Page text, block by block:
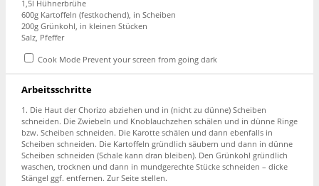
1,5l Hühnerbrühe
600g Kartoffeln (festkochend), in Scheiben
200g Grünkohl, in kleinen Stücken
Salz, Pfeffer
Cook Mode Prevent your screen from going dark
Arbeitsschritte
1. Die Haut der Chorizo abziehen und in (nicht zu dünne) Scheiben
schneiden. Die Zwiebeln und Knoblauchzehen schälen und in dünne Ringe
bzw. Scheiben schneiden. Die Karotte schälen und dann ebenfalls in
Scheiben schneiden. Die Kartoffeln gründlich säubern und dann in dünne
Scheiben schneiden (Schale kann dran bleiben). Den Grünkohl gründlich
waschen, trocknen und dann in mundgerechte Stücke schneiden – dicke
Stängel ggf. entfernen. Zur Seite stellen.